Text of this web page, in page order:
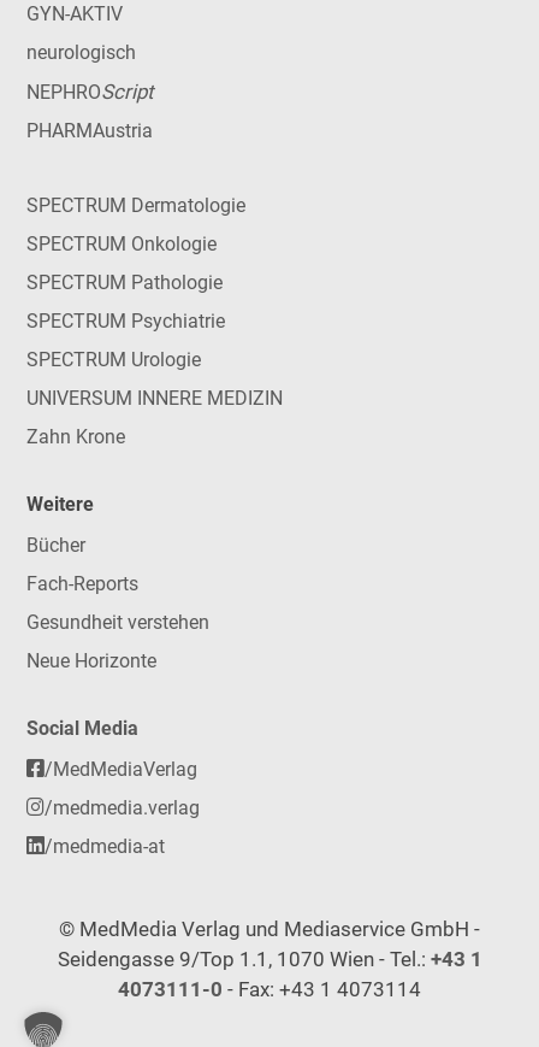
GYN-AKTIV
neurologisch
NEPHROScript
PHARMAustria
SPECTRUM Dermatologie
SPECTRUM Onkologie
SPECTRUM Pathologie
SPECTRUM Psychiatrie
SPECTRUM Urologie
UNIVERSUM INNERE MEDIZIN
Zahn Krone
Weitere
Bücher
Fach-Reports
Gesundheit verstehen
Neue Horizonte
Social Media
/MedMediaVerlag
/medmedia.verlag
/medmedia-at
© MedMedia Verlag und Mediaservice GmbH -
Seidengasse 9/Top 1.1, 1070 Wien - Tel.: +43 1
4073111-0 - Fax: +43 1 4073114